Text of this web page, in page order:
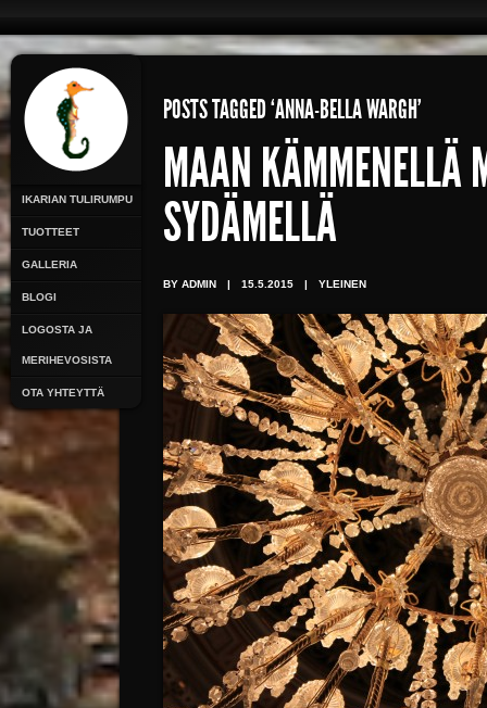
IKARIAN TULIRUMPU
TUOTTEET
GALLERIA
BLOGI
LOGOSTA JA
MERIHEVOSISTA
OTA YHTEYTTÄ
POSTS TAGGED ‘ANNA-BELLA WARGH’
MAAN KÄMMENELLÄ
SYDÄMELLÄ
BY ADMIN | 15.5.2015 | YLEINEN